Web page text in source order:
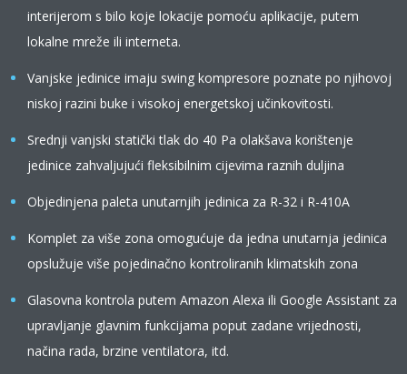
interijerom s bilo koje lokacije pomoću aplikacije, putem
lokalne mreže ili interneta.
Vanjske jedinice imaju swing kompresore poznate po njihovoj
niskoj razini buke i visokoj energetskoj učinkovitosti.
Srednji vanjski statički tlak do 40 Pa olakšava korištenje
jedinice zahvaljujući fleksibilnim cijevima raznih duljina
Objedinjena paleta unutarnjih jedinica za R-32 i R-410A
Komplet za više zona omogućuje da jedna unutarnja jedinica
opslužuje više pojedinačno kontroliranih klimatskih zona
Glasovna kontrola putem Amazon Alexa ili Google Assistant za
upravljanje glavnim funkcijama poput zadane vrijednosti,
načina rada, brzine ventilatora, itd.